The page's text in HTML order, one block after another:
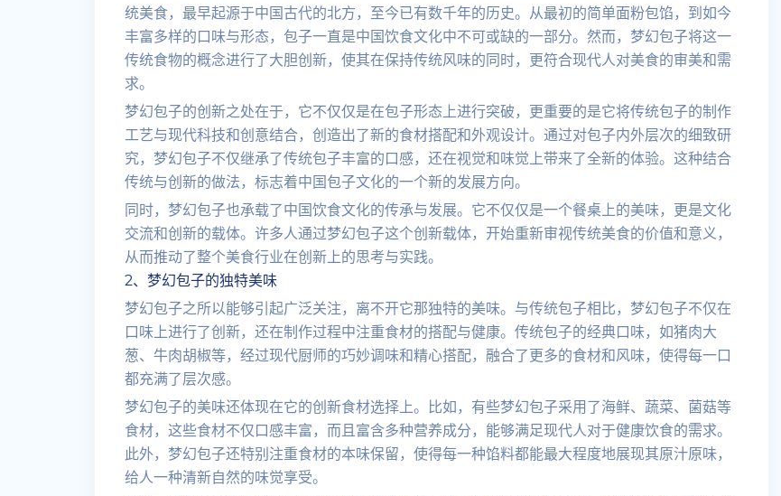
统美食，最早起源于中国古代的北方，至今已有数千年的历史。从最初的简单面粉包馅，到如今
丰富多样的口味与形态，包子一直是中国饮食文化中不可或缺的一部分。然而，梦幻包子将这一
传统食物的概念进行了大胆创新，使其在保持传统风味的同时，更符合现代人对美食的审美和需
求。
梦幻包子的创新之处在于，它不仅仅是在包子形态上进行突破，更重要的是它将传统包子的制作
工艺与现代科技和创意结合，创造出了新的食材搭配和外观设计。通过对包子内外层次的细致研
究，梦幻包子不仅继承了传统包子丰富的口感，还在视觉和味觉上带来了全新的体验。这种结合
传统与创新的做法，标志着中国包子文化的一个新的发展方向。
同时，梦幻包子也承载了中国饮食文化的传承与发展。它不仅仅是一个餐桌上的美味，更是文化
交流和创新的载体。许多人通过梦幻包子这个创新载体，开始重新审视传统美食的价值和意义，
从而推动了整个美食行业在创新上的思考与实践。
2、梦幻包子的独特美味
梦幻包子之所以能够引起广泛关注，离不开它那独特的美味。与传统包子相比，梦幻包子不仅在
口味上进行了创新，还在制作过程中注重食材的搭配与健康。传统包子的经典口味，如猪肉大
葱、牛肉胡椒等，经过现代厨师的巧妙调味和精心搭配，融合了更多的食材和风味，使得每一口
都充满了层次感。
梦幻包子的美味还体现在它的创新食材选择上。比如，有些梦幻包子采用了海鲜、蔬菜、菌菇等
食材，这些食材不仅口感丰富，而且富含多种营养成分，能够满足现代人对于健康饮食的需求。
此外，梦幻包子还特别注重食材的本味保留，使得每一种馅料都能最大程度地展现其原汁原味，
给人一种清新自然的味觉享受。